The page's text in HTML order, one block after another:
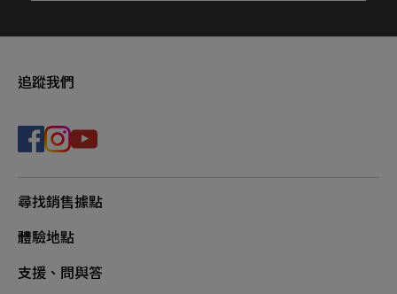
追蹤我們
尋找銷售據點
體驗地點
支援、問與答